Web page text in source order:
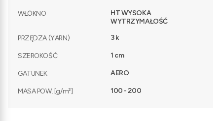
WŁÓKNO
HT WYSOKA
WYTRZYMAŁOŚĆ
PRZĘDZA (YARN)
3 k
SZEROKOŚĆ 1 cm
GATUNEK AERO
MASA POW. [g/m²] 100 - 200